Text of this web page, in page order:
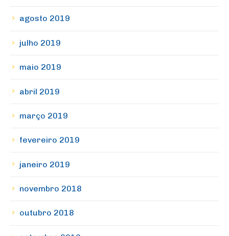
agosto 2019
julho 2019
maio 2019
abril 2019
março 2019
fevereiro 2019
janeiro 2019
novembro 2018
outubro 2018